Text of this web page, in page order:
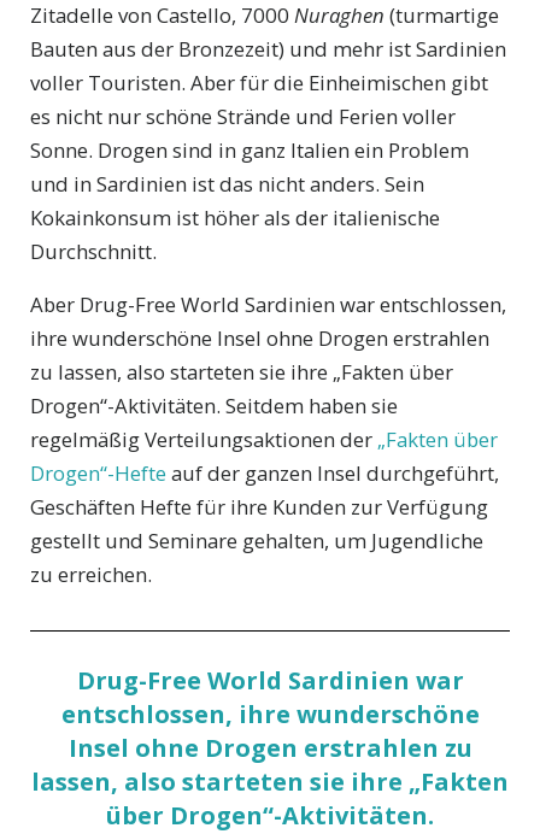
Zitadelle von Castello, 7000 Nuraghen (turmartige
Bauten aus der Bronzezeit) und mehr ist Sardinien
voller Touristen. Aber für die Einheimischen gibt
es nicht nur schöne Strände und Ferien voller
Sonne. Drogen sind in ganz Italien ein Problem
und in Sardinien ist das nicht anders. Sein
Kokainkonsum ist höher als der italienische
Durchschnitt.
Aber Drug-Free World Sardinien war entschlossen,
ihre wunderschöne Insel ohne Drogen erstrahlen
zu lassen, also starteten sie ihre „Fakten über
Drogen“-Aktivitäten. Seitdem haben sie
regelmäßig Verteilungsaktionen der „Fakten über
Drogen“-Hefteauf der ganzen Insel durchgeführt,
Geschäften Hefte für ihre Kunden zur Verfügung
gestellt und Seminare gehalten, um Jugendliche
zu erreichen.
Drug-Free World Sardinien war
entschlossen, ihre wunderschöne
Insel ohne Drogen erstrahlen zu
lassen, also starteten sie ihre „Fakten
über Drogen“-Aktivitäten.